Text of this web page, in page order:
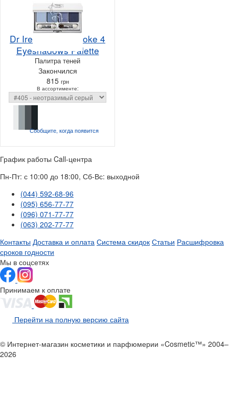
Dr Irena Eris Provoke 4
Eyeshadows Palette
Палитра теней
Закончился
815 грн
В ассортименте:
Сообщите, когдапоявится
График работы Call-центра
Пн-Пт: с 10:00 до 18:00, Сб-Вс: выходной
(044) 592-68-96
(095) 656-77-77
(096) 071-77-77
(063) 202-77-77
Контакты Доставка и оплата Система скидок Статьи Расшифровка
сроков годности
Мы в соцсетях
Принимаем к оплате
Перейти на полную версию сайта
© Интернет-магазин косметики и парфюмерии «Cosmetic™» 2004–
2026